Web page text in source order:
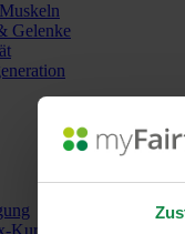
Gelenke
Kuren